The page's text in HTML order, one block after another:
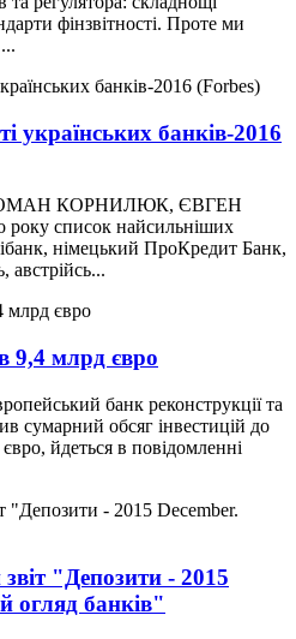
фінзвітності. Проте ми
українських банків-2016
РОМАН КОРНИЛЮК, ЄВГЕН
список найсильніших
німецький ПроКредит Банк,
австрійсь...
9,4 млрд євро
банк реконструкції та
сумарний обсяг інвестицій до
йдеться в повідомленні
"Депозити - 2015
огляд банків"